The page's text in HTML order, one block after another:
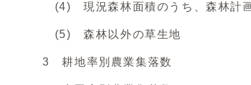
(4) 現況森林面積のうち、森林計画
(5) 森林以外の草生地
3 耕地率別農業集落数